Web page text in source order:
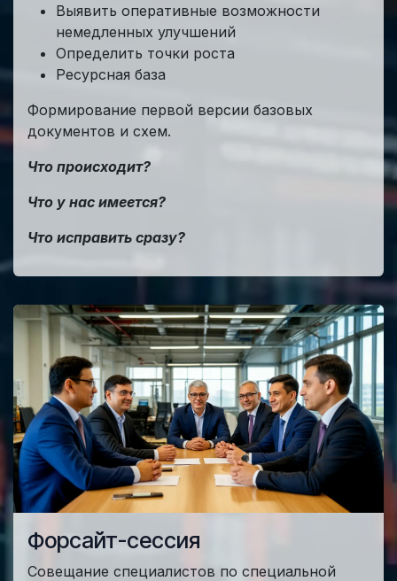
Выявить оперативные возможности
немедленных улучшений
Определить точки роста
Ресурсная база
Формирование первой версии базовых
документов и схем.
Что происходит?
Что у нас имеется?
Что исправить сразу?
Форсайт-сессия
Совещание специалистов по специальной